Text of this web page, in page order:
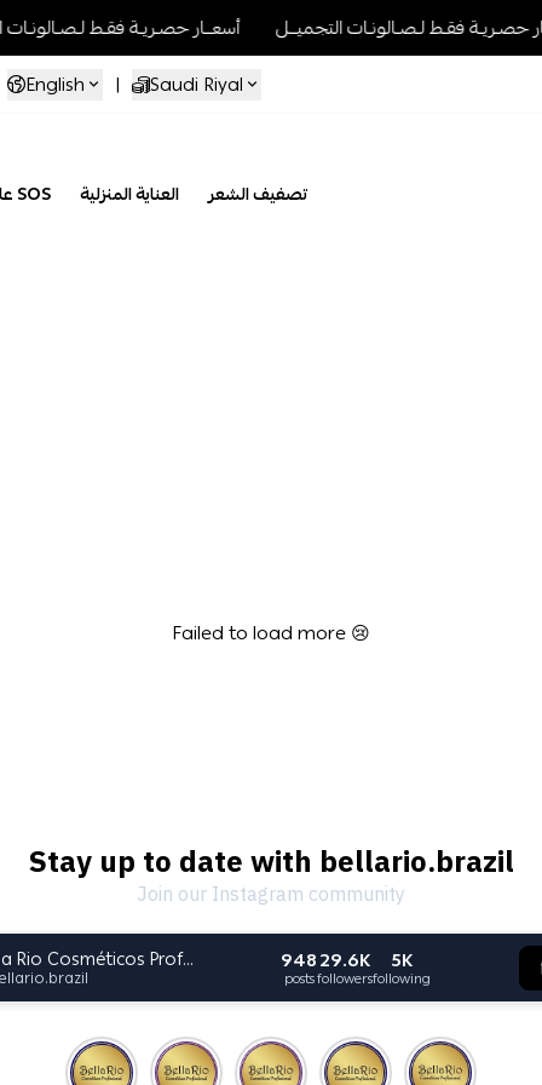
أسعــار حصـريـة أسعــار حصـريـة فقـط لـصـالونـات التجميــل
English
| Saudi Riyal
علاج SOS العناية المنزلية تصفيف الشعر
Failed to load more 😢
Stay up to date with bellario.brazil
Join our Instagram community
Bella Rio Cosméticos Profissional 948
posts
29.6K
followers
5K
following